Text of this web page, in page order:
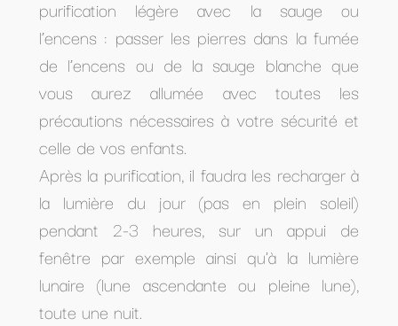
purification légère avec la sauge ou
l’encens : passer les pierres dans la fumée
de l’encens ou de la sauge blanche que
vous aurez allumée avec toutes les
précautions nécessaires à votre sécurité et
celle de vos enfants.
Après la purification, il faudra les recharger à
la lumière du jour (pas en plein soleil)
pendant 2-3 heures, sur un appui de
fenêtre par exemple ainsi qu'à la lumière
lunaire (lune ascendante ou pleine lune),
toute une nuit.